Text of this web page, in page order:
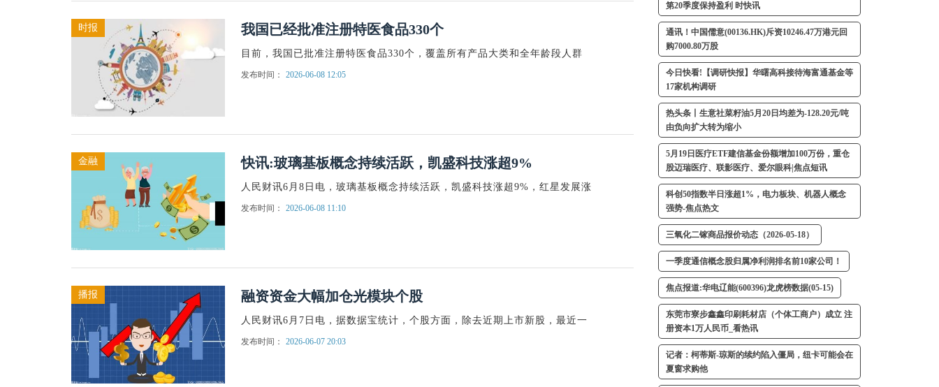
时报 我国已经批准注册特医食品330个
目前，我国已批准注册特医食品330个，覆盖所有产品大类和全年龄段人群
发布时间： 2026-06-08 12:05
金融 快讯:玻璃基板概念持续活跃，凯盛科技涨超9%
人民财讯6月8日电，玻璃基板概念持续活跃，凯盛科技涨超9%，红星发展涨
发布时间： 2026-06-08 11:10
播报 融资资金大幅加仓光模块个股
人民财讯6月7日电，据数据宝统计，个股方面，除去近期上市新股，最近一
发布时间： 2026-06-07 20:03
第20季度保持盈利 时快讯
通讯！中国儒意(00136.HK)斥资10246.47万港元回
购7000.80万股
今日快看!【调研快报】华曙高科接待海富通基金等
17家机构调研
热头条丨生意社菜籽油5月20日均差为-128.20元/吨
由负向扩大转为缩小
5月19日医疗ETF建信基金份额增加100万份，重仓
股迈瑞医疗、联影医疗、爱尔眼科|焦点短讯
科创50指数半日涨超1%，电力板块、机器人概念
强势-焦点热文
三氧化二镓商品报价动态（2026-05-18）
一季度通信概念股归属净利润排名前10家公司！
焦点报道:华电辽能(600396)龙虎榜数据(05-15)
东莞市寮步鑫鑫印刷耗材店（个体工商户）成立 注
册资本1万人民币_看热讯
记者：柯蒂斯-琼斯的续约陷入僵局，纽卡可能会在
夏窗求购他